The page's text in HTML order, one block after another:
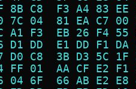
8B C8  F3 A4 83
7C 04  81 EA C7
A1 F3  EB 26 F4
D1 DD  E1 DD F1
D0 C8  3B D3 5C
FF 01  AA CF E2
04 6F  66 AB E2